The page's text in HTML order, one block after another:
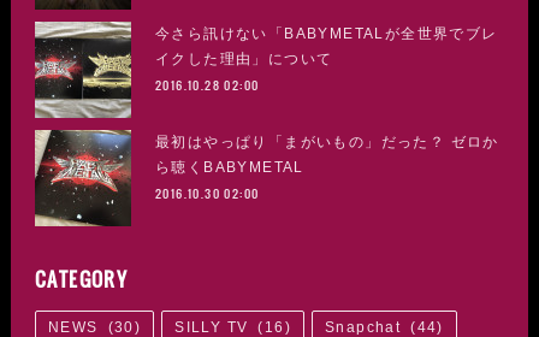
今さら訊けない「BABYMETALが全世界でブレ
イクした理由」について
2016.10.28 02:00
最初はやっぱり「まがいもの」だった？ ゼロか
ら聴くBABYMETAL
2016.10.30 02:00
CATEGORY
NEWS (30) SILLY TV ( 16 ) Snapchat (44)